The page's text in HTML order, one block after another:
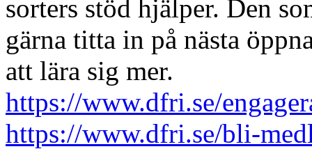
sorters stöd hjälper. Den
gärna titta in på nästa
att lära sig mer.
https://www.dfri.se/
https://www.dfri.se/bli-